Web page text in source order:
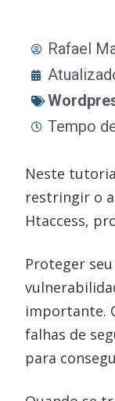
Rafael
Tempo
Neste
restringir o
Htaccess,
Proteger
importante.
falhas de
para